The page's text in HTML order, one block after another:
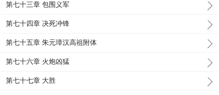
第七十三章 包围义军
第七十四章 决死冲锋
第七十五章 朱元璋汉高祖附体
第七十六章 火炮凶猛
第七十七章 大胜